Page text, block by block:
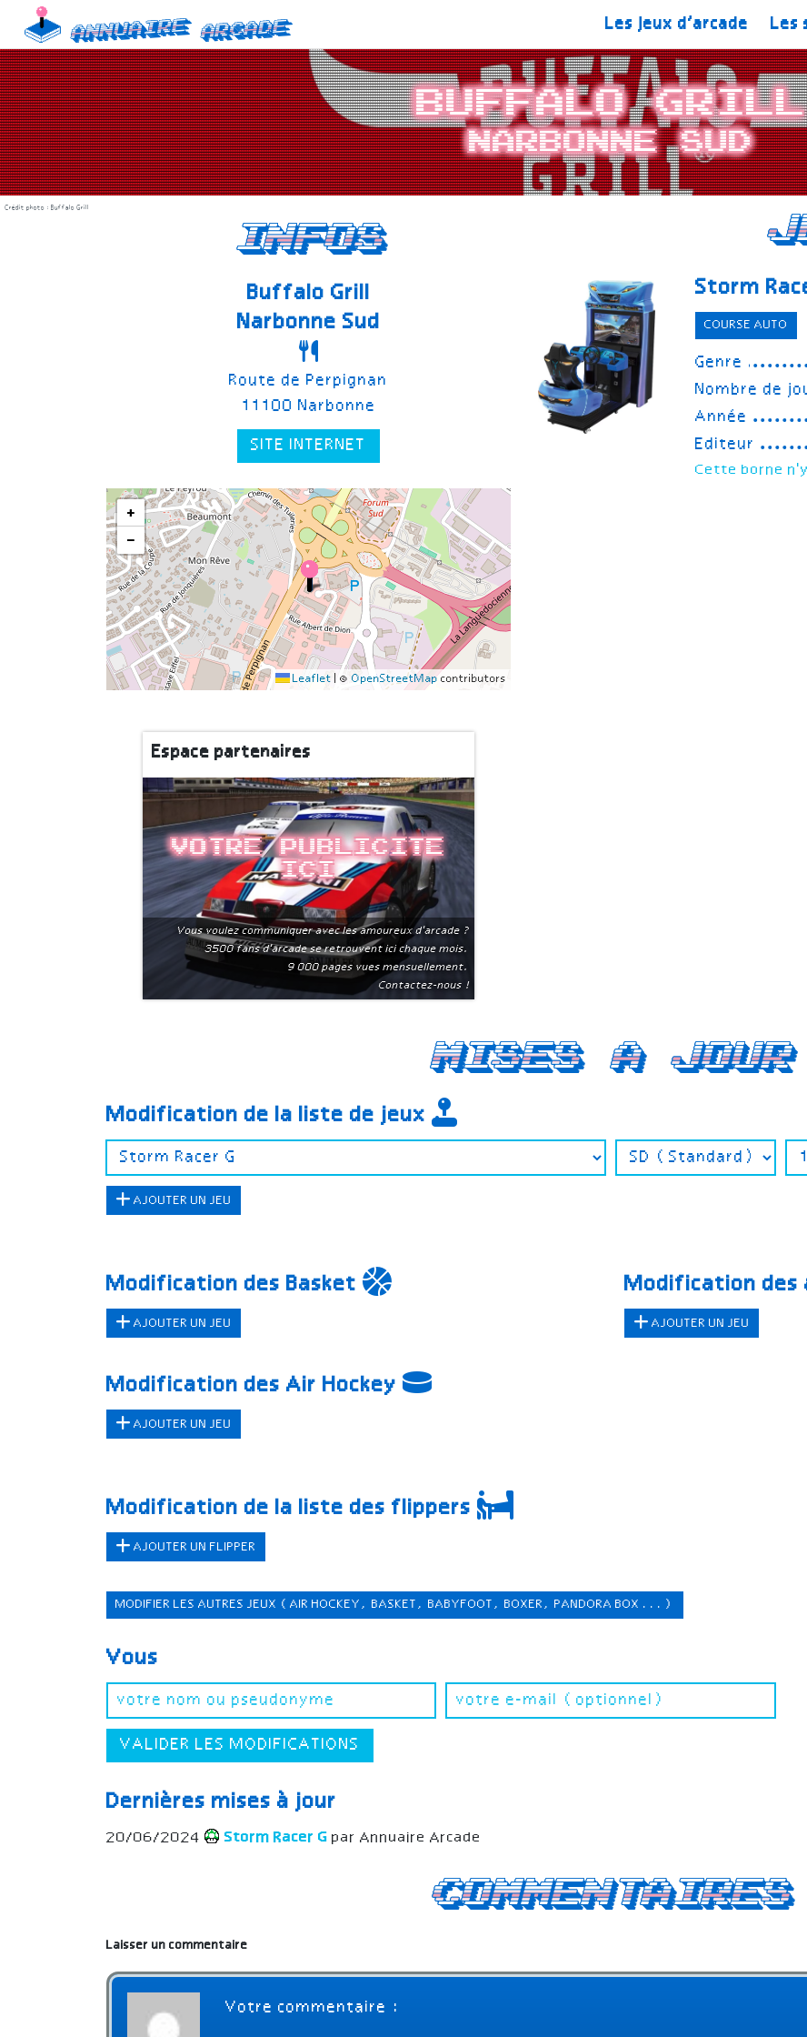
content
Annuaire Arcade Les jeux d’arcade Les
Buffalo Grill
Narbonne Sud
Crédit photo : Buffalo Grill
infos
Buffalo Grill
Narbonne Sud
Route de Perpignan
11100 Narbonne
SITE INTERNET
+
−
Leaflet © OpenStreetMap contributors
Espace partenaires
Votre publicite
ici
Vous voulez communiquer avec les amoureux d'arcade ?
3500 fans d'arcade se retrouvent ici chaque mois.
9 000 pages vues mensuellement.
Contactez-nous !
Storm
COURSE AUTO
Genre
Nombre de
Année
Editeur
Cette borne
Mises a jour
Modification de la liste de jeux
AJOUTER UN JEU
Modification des Basket
AJOUTER UN JEU
Modification des Air Hockey
AJOUTER UN JEU
Modification des
AJOUTER UN JEU
Modification de la liste des flippers
AJOUTER UN FLIPPER
MODIFIER LES AUTRES JEUX (AIR HOCKEY, BASKET, BABYFOOT, BOXER, PANDORA BOX ...)
Vous
VALIDER LES MODIFICATIONS
Dernières mises à jour
20/06/2024 Storm Racer G par Annuaire Arcade
Commentaires
Laisser un commentaire